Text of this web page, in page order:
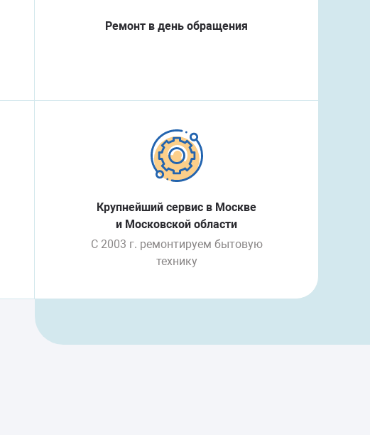
Ремонт в день обращения
Крупнейший сервис в Москве
и Московской области
С 2003 г. ремонтируем бытовую
технику